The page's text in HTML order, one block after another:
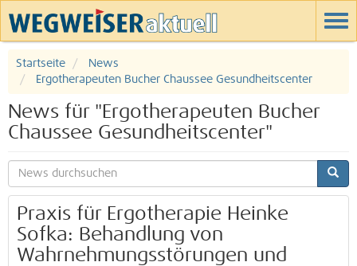
Startseite
News
Ergotherapeuten Bucher Chaussee Gesundheitscenter
News für "Ergotherapeuten Bucher
Chaussee Gesundheitscenter"
Praxis für Ergotherapie Heinke
Sofka: Behandlung von
Wahrnehmungsstörungen und